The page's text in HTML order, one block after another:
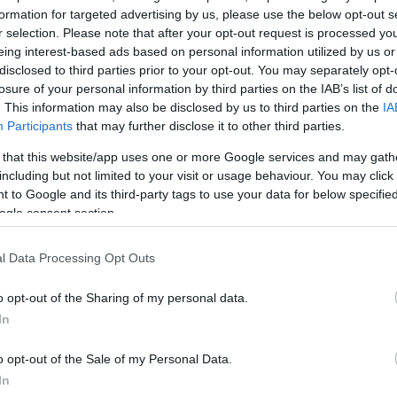
for targeted advertising by us, please use the below opt-out
selection. Please note that after your opt-out request is processed
interest-based ads based on personal information utilized by us
to third parties prior to your opt-out. You may separately
of your personal information by third parties on the IAB’s list of
This information may also be disclosed by us to third parties on the
Participants that may further disclose it to other third parties.
that this website/app uses one or more Google services and may
but not limited to your visit or usage behaviour. You may
to Google and its third-party tags to use your data for below
consent section.
Data Processing Opt Outs
opt-out of the Sharing of my personal data.
opt-out of the Sale of my Personal Data.
προσπάθεια να γλιτώσει.
ΔΙΑΦΗΜΙΣΗ